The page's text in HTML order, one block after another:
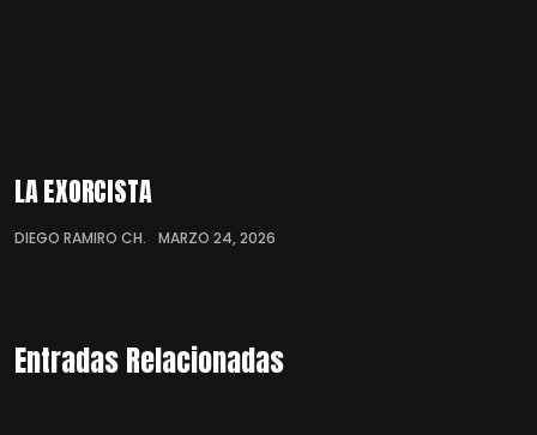
LA EXORCISTA
DIEGO RAMIRO CH. MARZO 24, 2026
Entradas Relacionadas